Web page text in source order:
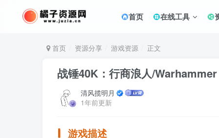
首页 在线工具
首页 资源分享 游戏资源 正文
战锤40K：行商浪人/
清风揽明月
1年前更新
游戏描述